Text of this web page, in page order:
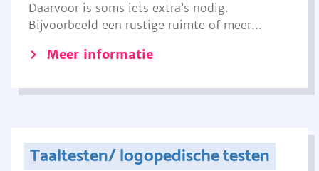
Daarvoor is soms iets extra’s nodig.
Bijvoorbeeld een rustige ruimte of meer...
Meer informatie
Taaltesten/ logopedische testen